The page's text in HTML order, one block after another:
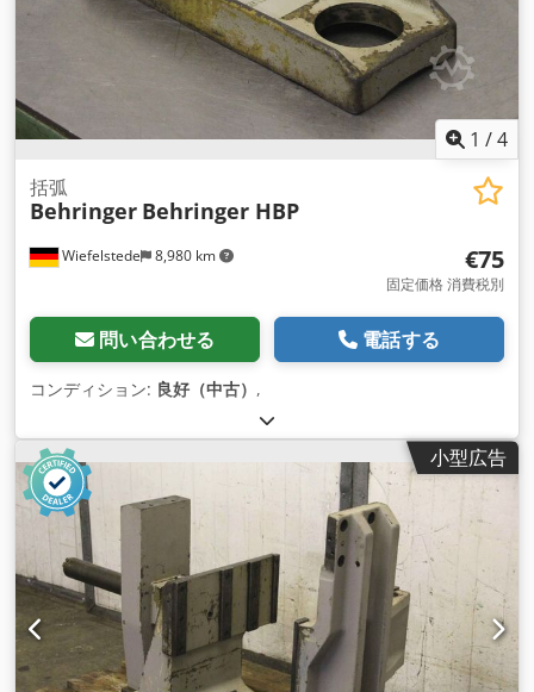
1 /4
Wiefelstede 8,980 km
括弧
Behringer Behringer HBP
€75
固定価格 消費税別
問い合わせる 電話する
コンディション: 良好（中古） ,
小型広告